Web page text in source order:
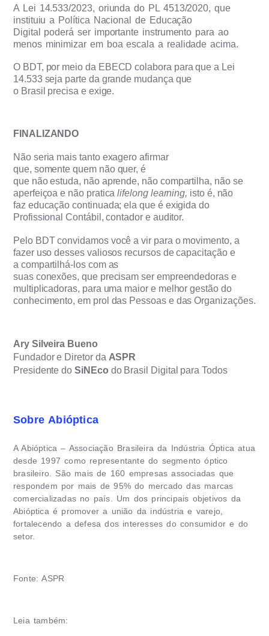
A Lei 14.533/2023, oriunda do PL 4513/2020, que
instituiu a Política Nacional de Educação
Digital poderá ser importante instrumento para ao
menos minimizar em boa escala a realidade acima.
O BDT, por meio da EBECD colabora para que a Lei
14.533 seja parte da grande mudança que
o Brasil precisa e exige.
FINALIZANDO
Nãoseria mais tanto exagero afirmar
que, somente quem não quer, é
que não estuda, não aprende, não compartilha, não se
aperfeiçoa e não praticalifelong learning, isto é, não
faz educação continuada; ela que é exigida do
Profissional Contábil, contador e auditor.
Pelo BDT convidamos você a vir para o movimento, a
fazer uso desses valiosos recursos de capacitação e
a compartilhá-los com as
suas conexões, que precisam ser empreendedoras e
multiplicadoras, para uma maior e melhor gestão do
conhecimento, em prol das Pessoas e das Organizações.
Ary Silveira Bueno
Fundador e Diretor da ASPR
Presidente doSiNEco do Brasil Digital para Todos
Sobre Abióptica
A Abióptica – Associação Brasileira da Indústria Óptica atua
desde 1997 como representante do segmento óptico
brasileiro. São mais de 160 empresas associadas que
respondem por mais de 95% do mercado das marcas
comercializadas no país. Um dos principais objetivos da
Abióptica é promover a união da indústria e varejo,
fortalecendo a defesa dos interesses do consumidor e do
setor.
Fonte: ASPR
Leia também: